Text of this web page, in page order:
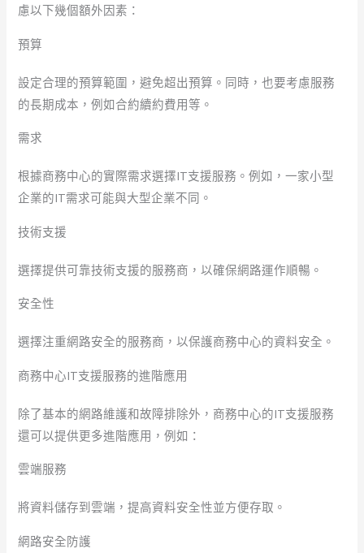
慮以下幾個額外因素：
預算
設定合理的預算範圍，避免超出預算。同時，也要考慮服務
的長期成本，例如合約續約費用等。
需求
根據商務中心的實際需求選擇IT支援服務。例如，一家小型
企業的IT需求可能與大型企業不同。
技術支援
選擇提供可靠技術支援的服務商，以確保網路運作順暢。
安全性
選擇注重網路安全的服務商，以保護商務中心的資料安全。
商務中心IT支援服務的進階應用
除了基本的網路維護和故障排除外，商務中心的IT支援服務
還可以提供更多進階應用，例如：
雲端服務
將資料儲存到雲端，提高資料安全性並方便存取。
網路安全防護